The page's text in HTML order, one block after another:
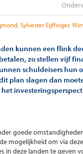
Sylvester Eijffinger
kunnen een flink
zo stellen vijf
schuldeisers hun
plan slagen dan
goede
mogelijkheid om via
in deze landen te geven